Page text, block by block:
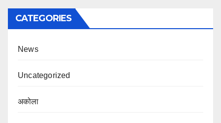
CATEGORIES
News
Uncategorized
अकोला